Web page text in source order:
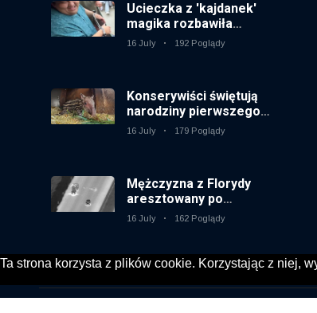
Ta strona korzysta z plików cookie. Korzystając z niej,
Ucieczka z 'kajdanek'
magika rozbawiła
publiczność
16 July 192 Poglądy
Konserywiści świętują
narodziny pierwszego
tapira nizinne w
brytyjskim zoo od 14 lat
16 July 179 Poglądy
Mężczyzna z Florydy
aresztowany po
odpaleniu fajerwerków
z jadącego samochodu
16 July 162 Poglądy